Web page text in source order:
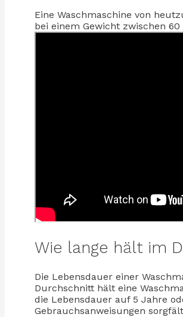
Eine Waschmaschine von
bei einem Gewicht zwischen
Wie lange hält im
Die Lebensdauer einer
Durchschnitt hält eine
die Lebensdauer auf 5 Jahre
Gebrauchsanweisungen